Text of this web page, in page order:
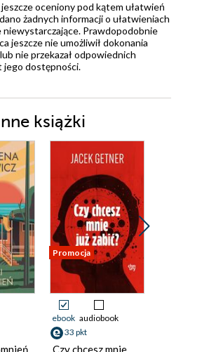
oceniony pod kątem ułatwień
żadnych informacji o ułatwieniach
niewystarczające. Prawdopodobnie
jeszcze nie umożliwił dokonania
nie przekazał odpowiednich
jego dostępności.
książki
Promocja
ebook audiobook
33 pkt
Czy chcesz mnie